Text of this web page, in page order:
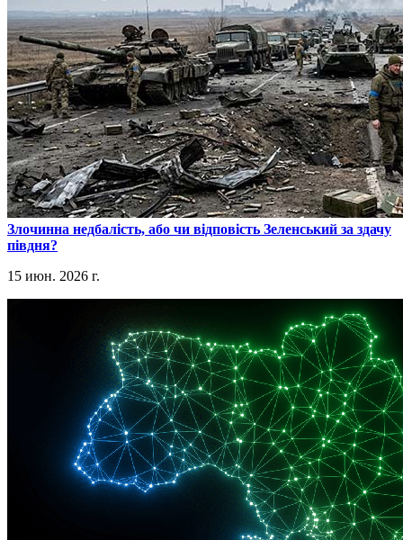
​Злочинна недбалість, або чи відповість Зеленський за здачу
півдня?
15 июн. 2026 г.